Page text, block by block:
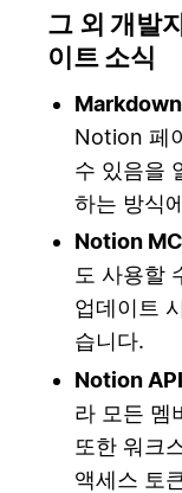
그 외 개발
이트 소식
Notion 페
수 있음을
하는 방식
Notion
도 사용할
업데이트
습니다.
Notion
라 모든 멤
또한 워크
액세스 토